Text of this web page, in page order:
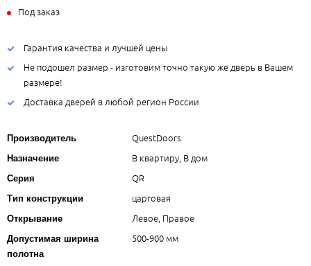
Под заказ
Гарантия качества и лучшей цены
Не подошел размер - изготовим точно такую же дверь в Вашем
размере!
Доставка дверей в любой регион России
Производитель QuestDoors
Назначение В квартиру, В дом
Серия QR
Тип конструкции царговая
Открывание Левое, Правое
Допустимая ширина
полотна
500-900 мм